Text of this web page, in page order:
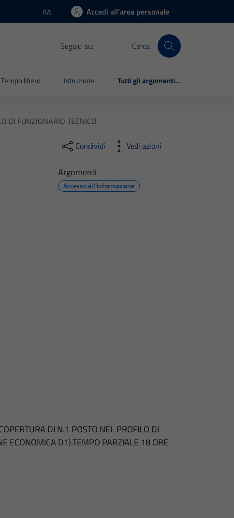
Lingua attiva:
ITA Accedi all'area personale
Seguici su: Cerca
Tempo libero Istruzione Tutti gli argomenti...
DI FUNZIONARIO TECNICO
Condividi Vedi azioni
Argomenti
Accesso all'informazione
DI N.1 POSTO NEL PROFILO DI
ECONOMICA D1).TEMPO PARZIALE 18 ORE